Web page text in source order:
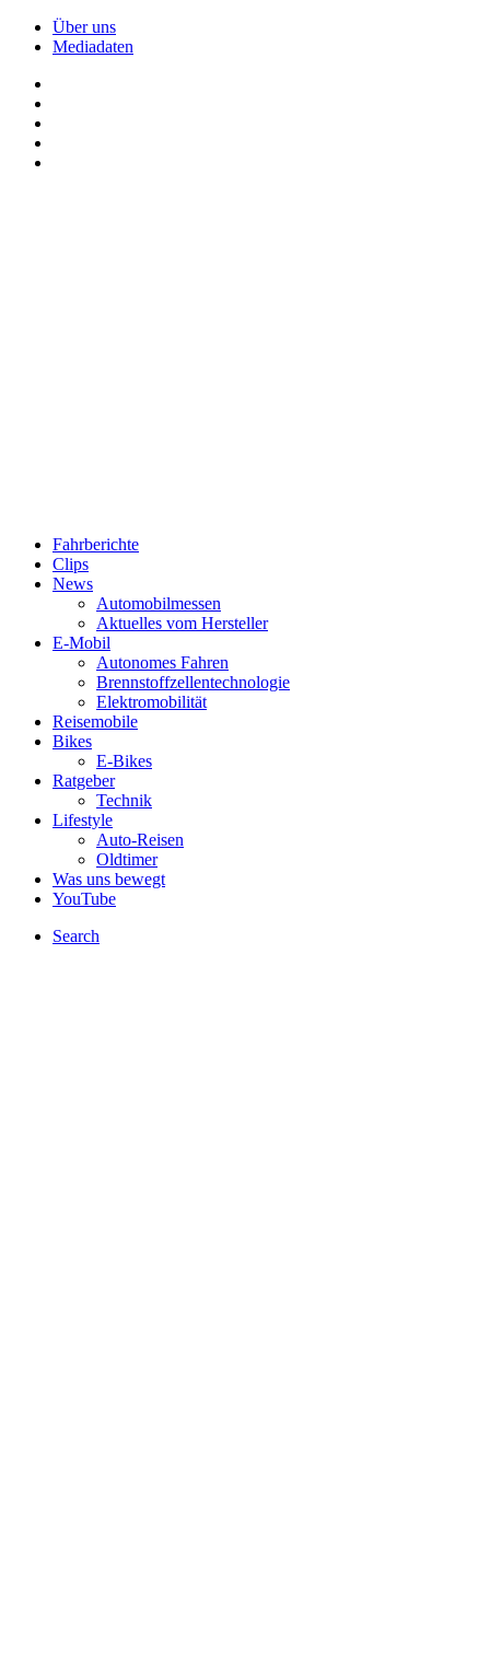
Über uns
Mediadaten
Fahrberichte
Clips
News
Automobilmessen
Aktuelles vom Hersteller
E-Mobil
Autonomes Fahren
Brennstoffzellentechnologie
Elektromobilität
Reisemobile
Bikes
E-Bikes
Ratgeber
Technik
Lifestyle
Auto-Reisen
Oldtimer
Was uns bewegt
YouTube
Search